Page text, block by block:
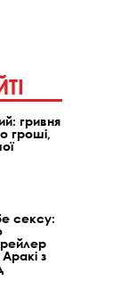
гривня
гроші,
сексу:
з